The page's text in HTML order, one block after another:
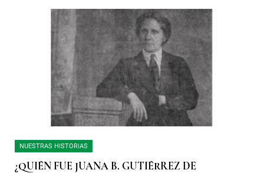
NUESTRAS HISTORIAS
¿QUIÉN FUE JUANA B. GUTIÉRREZ DE